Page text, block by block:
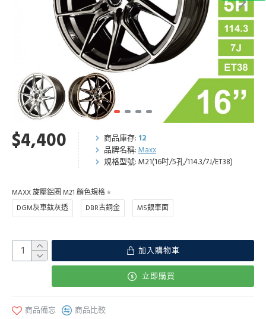
$4,400 商品庫存: 12
品牌名稱: Maxx
規格型號: M21(16吋/5孔/114.3/7J/ET38)
MAXX 旋壓鋁圈 M21 顏色規格
DGM灰車鈦灰透
DBR古銅金 MS銀車面
加入購物車
立即購買
商品備忘 商品比較